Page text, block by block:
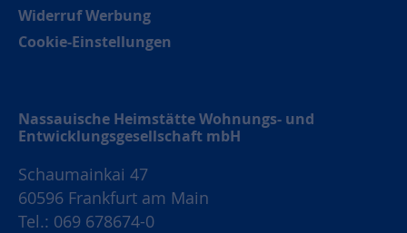
Widerruf Werbung
Cookie-Einstellungen
Nassauische Heimstätte Wohnungs- und
Entwicklungsgesellschaft mbH
Schaumainkai 47
60596 Frankfurt am Main
Tel.: 069 678674-0